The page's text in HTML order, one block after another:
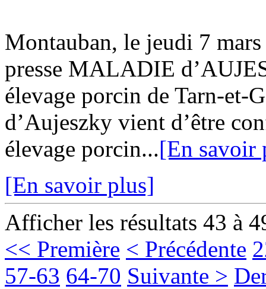
Montauban, le jeudi 7
presse MALADIE
élevage porcin de Tarn-et-
d’Aujeszky vient d’être
élevage porcin...[En savoir
[En savoir plus]
Afficher les résultats 43 à
<< Première < Précédente
57-63 64-70 Suivante >